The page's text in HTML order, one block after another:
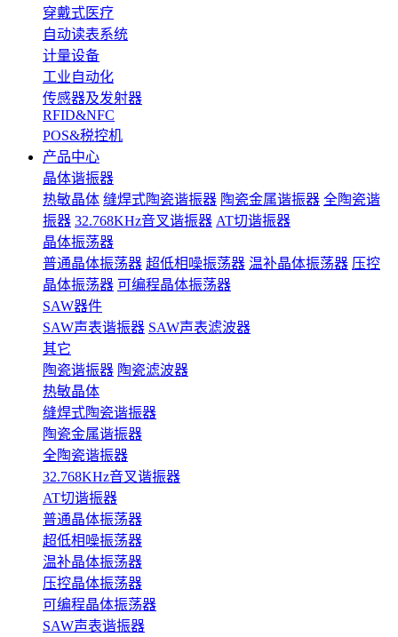
穿戴式医疗
自动读表系统
计量设备
工业自动化
传感器及发射器
RFID&NFC
POS&税控机
产品中心
晶体谐振器
热敏晶体 缝焊式陶瓷谐振器 陶瓷金属谐振器 全陶瓷谐
振器 32.768KHz音叉谐振器 AT切谐振器
晶体振荡器
普通晶体振荡器 超低相噪振荡器 温补晶体振荡器 压控
晶体振荡器 可编程晶体振荡器
SAW器件
SAW声表谐振器 SAW声表滤波器
其它
陶瓷谐振器 陶瓷滤波器
热敏晶体
缝焊式陶瓷谐振器
陶瓷金属谐振器
全陶瓷谐振器
32.768KHz音叉谐振器
AT切谐振器
普通晶体振荡器
超低相噪振荡器
温补晶体振荡器
压控晶体振荡器
可编程晶体振荡器
SAW声表谐振器